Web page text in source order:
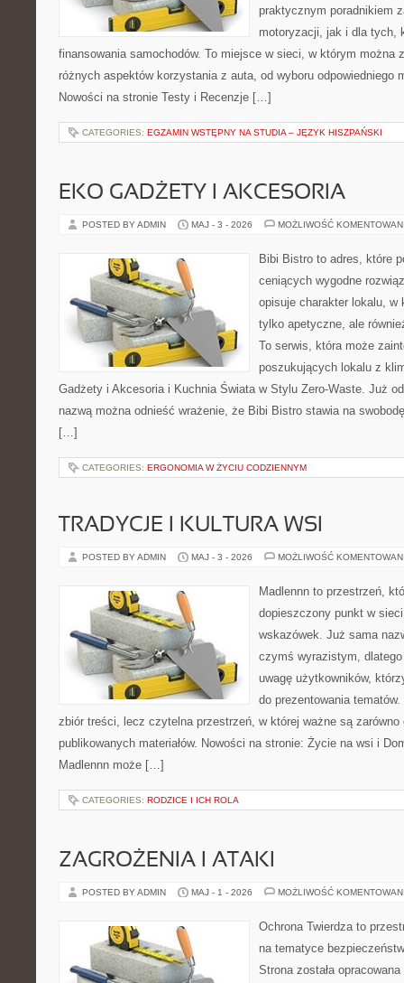
praktycznym poradnikiem
motoryzacji, jak i dla tych,
finansowania samochodów. To miejsce w sieci, w którym można
różnych aspektów korzystania z auta, od wyboru odpowiedniego
Nowości na stronie Testy i Recenzje […]
CATEGORIES: EGZAMIN WSTĘPNY NA STUDIA – JĘZYK HISZPAŃSKI
EKO GADŻETY I AKCESORIA
POSTED BY ADMIN MAJ - 3 - 2026 MOŻLIWOŚĆ
Bibi Bistro to adres, które
ceniących wygodne
opisuje charakter lokalu, w
tylko apetyczne, ale
To serwis, która może
poszukujących lokalu z
Gadżety i Akcesoria i Kuchnia Świata w Stylu Zero-Waste. Już
nazwą można odnieść wrażenie, że Bibi Bistro stawia na
[…]
CATEGORIES: ERGONOMIA W ŻYCIU CODZIENNYM
TRADYCJE I KULTURA WSI
POSTED BY ADMIN MAJ - 3 - 2026 MOŻLIWOŚĆ
Madlennn to przestrzeń,
dopieszczony punkt w
wskazówek. Już sama
czymś wyrazistym,
uwagę użytkowników,
do prezentowania
zbiór treści, lecz czytelna przestrzeń, w której ważne są
publikowanych materiałów. Nowości na stronie: Życie na wsi i
Madlennn może […]
CATEGORIES: RODZICE I ICH ROLA
ZAGROŻENIA I ATAKI
POSTED BY ADMIN MAJ - 1 - 2026 MOŻLIWOŚĆ
Ochrona Twierdza to
na tematyce
Strona została